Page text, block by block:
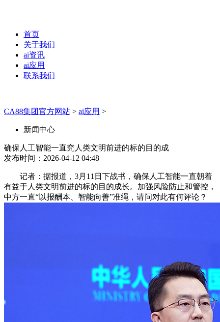
首页
关于我们
ai资讯
ai应用
联系我们
CA88集团官方网站 > ai应用 >
新闻中心
确保人工智能一直究人类文明前进的标的目的成
发布时间：2026-04-12 04:48
记者：据报道，3月11日下战书，确保人工智能一直朝着
有益于人类文明前进的标的目的成长。加强风险防止和管控，
中方一直“以报酬本、智能向善”准绳，请问对此有何评论？